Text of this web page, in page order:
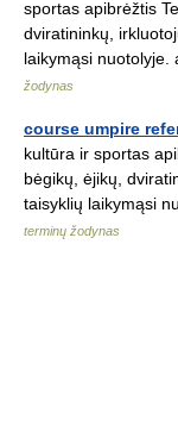
sportas apibrėžtis
dviratininkų,
laikymąsi
žodynas
course umpire
kultūra ir sportas
bėgikų, ėjikų,
taisyklių laikymąsi
terminų žodynas